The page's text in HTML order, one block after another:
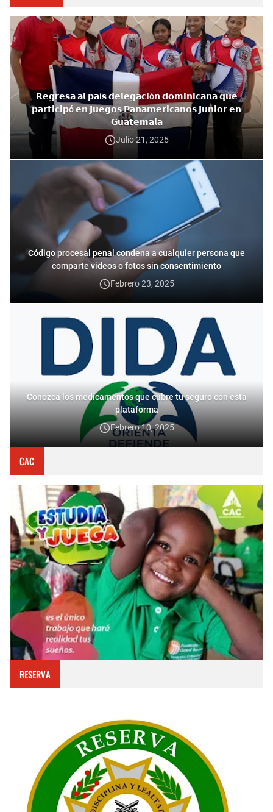
𝗥𝗲𝗴𝗿𝗲𝘀𝗮 𝗮𝗹 𝗽𝗮í𝘀 𝗱𝗲𝗹𝗲𝗴𝗮𝗰𝗶ó𝗻 𝗱𝗼𝗺𝗶𝗻𝗶𝗰𝗮𝗻𝗮 𝗾𝘂𝗲
𝗽𝗮𝗿𝘁𝗶𝗰𝗶𝗽ó 𝗲𝗻 𝗝𝘂𝗲𝗴𝗼𝘀 𝗣𝗮𝗻𝗮𝗺𝗲𝗿𝗶𝗰𝗮𝗻𝗼𝘀 𝗝𝘂𝗻𝗶𝗼𝗿 𝗲𝗻
𝗚𝘂𝗮𝘁𝗲𝗺𝗮𝗹𝗮
Julio 21, 2025
Código procesal penal condena a cualquier persona que
comparte videos o fotos sin consentimiento
Febrero 23, 2025
Conozca los medicamentos que cubre tu seguro con esta
plataforma
Febrero 10, 2025
CAC
RESERVA